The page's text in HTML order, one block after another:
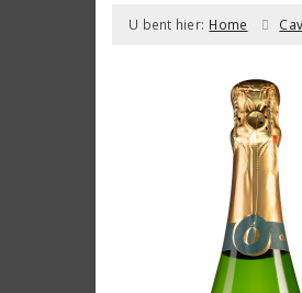
U bent hier: Home